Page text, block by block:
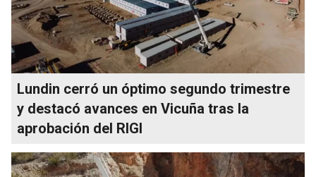
Lundin cerró un óptimo segundo trimestre
y destacó avances en Vicuña tras la
aprobación del RIGI